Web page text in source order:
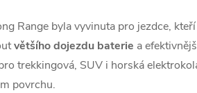
Range byla vyvinuta pro jezdce,
většího dojezdu baterie a
trekkingová, SUV i horská
povrchu.